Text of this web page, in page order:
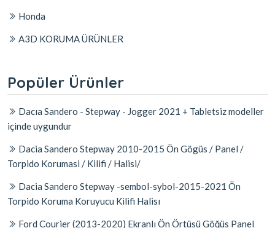
Honda
A3D KORUMA ÜRÜNLER
Popüler Ürünler
Dacıa Sandero - Stepway - Jogger 2021 + Tabletsiz modeller
içinde uygundur
Dacia Sandero Stepway 2010-2015 Ön Gögüs / Panel /
Torpido Korumasi / Kilifi / Halisi/
Dacia Sandero Stepway -sembol-sybol-2015-2021 Ön
Torpido Koruma Koruyucu Kilifi Halisı
Ford Courier (2013-2020) Ekranlı Ön Örtüsü Göğüs Panel